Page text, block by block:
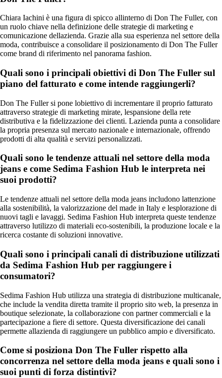
Chiara Iachini è una figura di spicco allinterno di Don The Fuller, con
un ruolo chiave nella definizione delle strategie di marketing e
comunicazione dellazienda. Grazie alla sua esperienza nel settore della
moda, contribuisce a consolidare il posizionamento di Don The Fuller
come brand di riferimento nel panorama fashion.
Quali sono i principali obiettivi di Don The Fuller sul
piano del fatturato e come intende raggiungerli?
Don The Fuller si pone lobiettivo di incrementare il proprio fatturato
attraverso strategie di marketing mirate, lespansione della rete
distributiva e la fidelizzazione dei clienti. Lazienda punta a consolidare
la propria presenza sul mercato nazionale e internazionale, offrendo
prodotti di alta qualità e servizi personalizzati.
Quali sono le tendenze attuali nel settore della moda
jeans e come Sedima Fashion Hub le interpreta nei
suoi prodotti?
Le tendenze attuali nel settore della moda jeans includono lattenzione
alla sostenibilità, la valorizzazione del made in Italy e lesplorazione di
nuovi tagli e lavaggi. Sedima Fashion Hub interpreta queste tendenze
attraverso lutilizzo di materiali eco-sostenibili, la produzione locale e la
ricerca costante di soluzioni innovative.
Quali sono i principali canali di distribuzione utilizzati
da Sedima Fashion Hub per raggiungere i
consumatori?
Sedima Fashion Hub utilizza una strategia di distribuzione multicanale,
che include la vendita diretta tramite il proprio sito web, la presenza in
boutique selezionate, la collaborazione con partner commerciali e la
partecipazione a fiere di settore. Questa diversificazione dei canali
permette allazienda di raggiungere un pubblico ampio e diversificato.
Come si posiziona Don The Fuller rispetto alla
concorrenza nel settore della moda jeans e quali sono i
suoi punti di forza distintivi?